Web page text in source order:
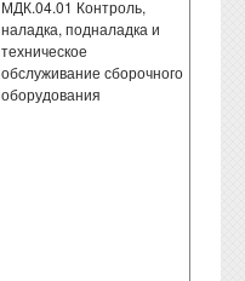
МДК.04.01 Контроль,
наладка, подналадка и
техническое
обслуживание сборочного
оборудования